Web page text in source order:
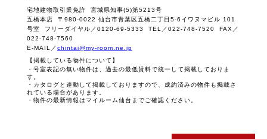
宅地建物取引業免許 宮城県知事(5)第5213号
五橋本店 〒980-0022 仙台市青葉区五橋二丁目5-6イワヌマビル 101
号室 フリーダイヤル／0120-69-5333 TEL／022-748-7520 FAX／
022-748-7560
E-MAIL／chintai@my-room.ne.jp
【掲載している物件について】
・号室表記の無い物件は、過去の最低賃料で統一して掲載しておりま
す。
・カタログと連動して掲載しておりますので、成約済みの物件も掲載さ
れている場合があります。
・物件の最新情報はマイルーム仙台までご確認ください。